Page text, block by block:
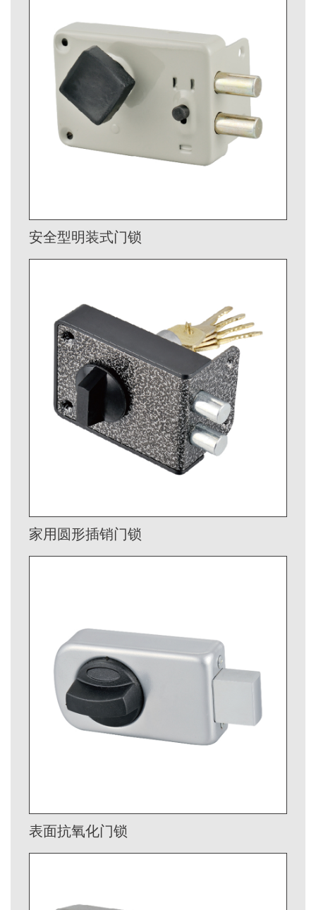
安全型明装式门锁
家用圆形插销门锁
表面抗氧化门锁